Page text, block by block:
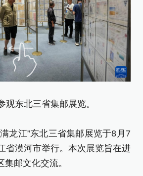
观东北三省集邮展览。
龙江”东北三省集邮展览于8月7
省漠河市举行。本次展览旨在进
邮文化交流。